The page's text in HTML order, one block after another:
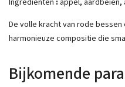
De volle kracht van rode bessen
harmonieuze compositie die
Bijkomende